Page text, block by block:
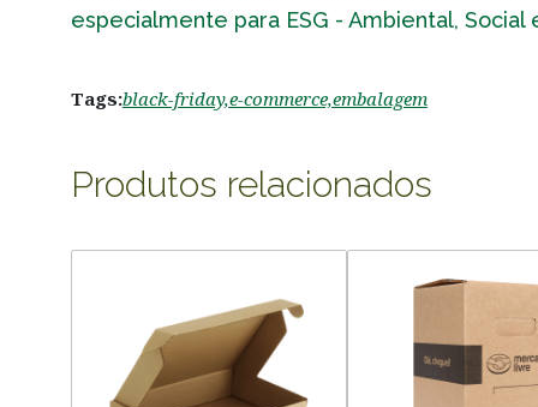
especialmente para ESG - Ambiental, Social
Tags:black-friday,e-commerce,embalagem
Produtos relacionados